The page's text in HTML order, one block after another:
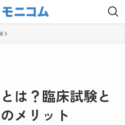
は？臨床試験と
メリット